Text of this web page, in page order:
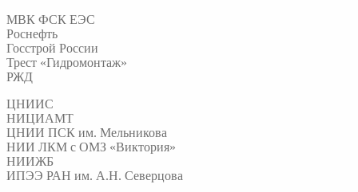
МВК ФСК ЕЭС
Роснефть
Госстрой России
Трест «Гидромонтаж»
РЖД
ЦНИИС
НИЦИАМТ
ЦНИИ ПСК им. Мельникова
НИИ ЛКМ с ОМЗ «Виктория»
НИИЖБ
ИПЭЭ РАН им. А.Н. Северцова